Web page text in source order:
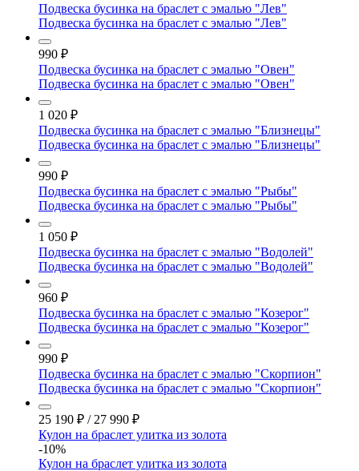
Подвеска бусинка на браслет с эмалью "Лев"
Подвеска бусинка на браслет с эмалью "Лев"
990 ₽
Подвеска бусинка на браслет с эмалью "Овен"
Подвеска бусинка на браслет с эмалью "Овен"
1 020 ₽
Подвеска бусинка на браслет с эмалью "Близнецы"
Подвеска бусинка на браслет с эмалью "Близнецы"
990 ₽
Подвеска бусинка на браслет с эмалью "Рыбы"
Подвеска бусинка на браслет с эмалью "Рыбы"
1 050 ₽
Подвеска бусинка на браслет с эмалью "Водолей"
Подвеска бусинка на браслет с эмалью "Водолей"
960 ₽
Подвеска бусинка на браслет с эмалью "Козерог"
Подвеска бусинка на браслет с эмалью "Козерог"
990 ₽
Подвеска бусинка на браслет с эмалью "Скорпион"
Подвеска бусинка на браслет с эмалью "Скорпион"
25 190 ₽ / 27 990 ₽
Кулон на браслет улитка из золота
-10%
Кулон на браслет улитка из золота